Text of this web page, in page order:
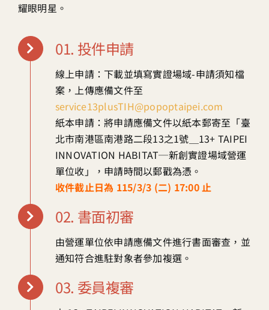
耀眼明星。
01. 投件申請
線上申請：下載並填寫實證場域-申請須知檔
案，上傳應備文件至
service13plusTIH@popoptaipei.com
紙本申請：將申請應備文件以紙本郵寄至「臺
北市南港區南港路二段13之1號＿13+ TAIPEI
INNOVATION HABITAT─新創實證場域營運
單位收」，申請時間以郵戳為憑。
收件截止日為 115/3/3 (二) 17:00 止
02. 書面初審
由營運單位依申請應備文件進行書面審查，並
通知符合進駐對象者參加複選。​
03. 委員複審